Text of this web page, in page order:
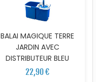
BALAI MAGIQUE TERRE
JARDIN AVEC
DISTRIBUTEUR BLEU
22,90 €